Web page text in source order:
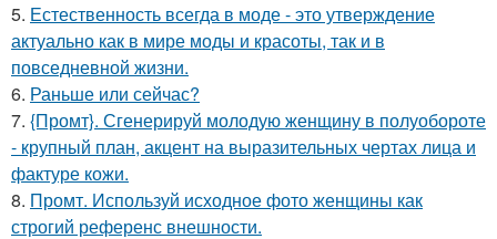
5. Естественность всегда в моде - это утверждение
актуально как в мире моды и красоты, так и в
повседневной жизни.
6. Раньше или сейчас?
7. {Промт}. Сгенерируй молодую женщину в полуобороте
- крупный план, акцент на выразительных чертах лица и
фактуре кожи.
8. Промт. Используй исходное фото женщины как
строгий референс внешности.